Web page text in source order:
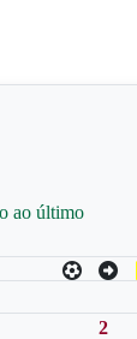
ao último
2